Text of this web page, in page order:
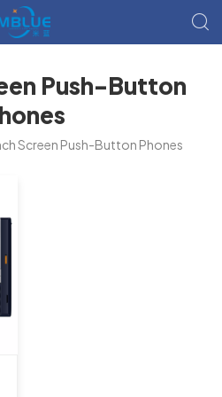
Push-Button
Screen Push-Button Phones